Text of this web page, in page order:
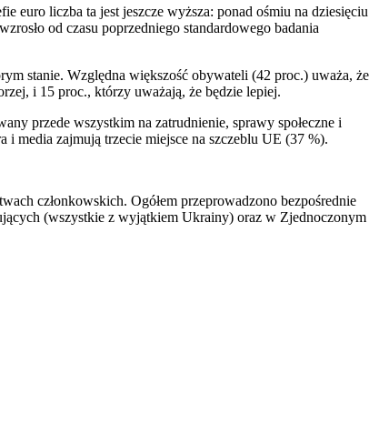
euro liczba ta jest jeszcze wyższa: ponad ośmiu na dziesięciu
od czasu poprzedniego standardowego badania
stanie. Względna większość obywateli (42 proc.) uważa, że
i 15 proc., którzy uważają, że będzie lepiej.
przede wszystkim na zatrudnienie, sprawy społeczne i
i media zajmują trzecie miejsce na szczeblu UE (37 %).
członkowskich. Ogółem przeprowadzono bezpośrednie
(wszystkie z wyjątkiem Ukrainy) oraz w Zjednoczonym